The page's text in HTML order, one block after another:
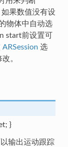
果数值没有设
物体中自动选
start前设置可
ARSession 选
。
}
输出运动跟踪